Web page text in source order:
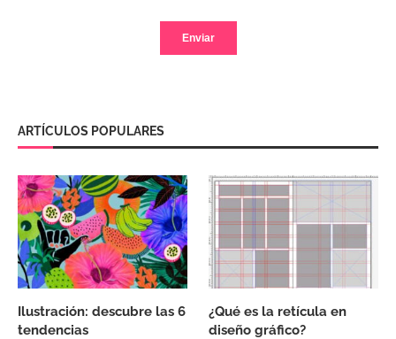
ARTÍCULOS POPULARES
Ilustración: descubre las 6
tendencias
¿Qué es la retícula en
diseño gráfico?